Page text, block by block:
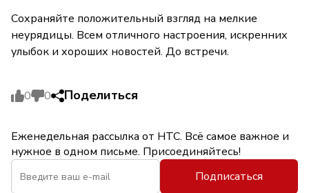
Сохраняйте положительный взгляд на мелкие
неурядицы. Всем отличного настроения, искренних
улыбок и хороших новостей. До встречи.
0 0 Поделиться
Еженедельная рассылка от НТС. Всё самое важное и
нужное в одном письме. Присоединяйтесь!
Подписаться